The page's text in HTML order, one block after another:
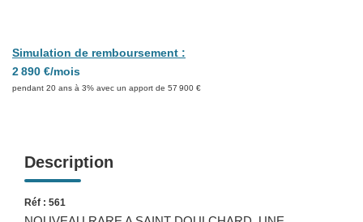
Simulation de remboursement :
2 890 €/mois
pendant 20 ans à 3% avec un apport de 57 900 €
Description
Réf : 561